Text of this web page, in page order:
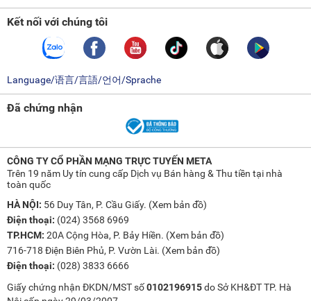
Kết nối với chúng tôi
Language/语言/言語/언어/Sprache
Đã chứng nhận
CÔNG TY CỔ PHẦN MẠNG TRỰC TUYẾN META
Trên 19 năm Uy tín cung cấp Dịch vụ Bán hàng & Thu tiền tại nhà
toàn quốc
HÀ NỘI: 56 Duy Tân, P. Cầu Giấy. (Xem bản đồ)
Điện thoại: (024) 3568 6969
TP.HCM: 20A Cộng Hòa, P. Bảy Hiền. (Xem bản đồ)
716-718 Điện Biên Phủ, P. Vườn Lài. (Xem bản đồ)
Điện thoại: (028) 3833 6666
Giấy chứng nhận ĐKDN/MST số0102196915do Sở KH&ĐT TP. Hà